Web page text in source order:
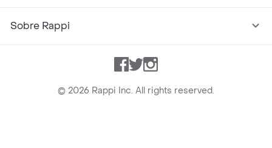
Sobre Rappi
Facebook
TwitterInstagram
© 2026 Rappi Inc. All rights reserved.